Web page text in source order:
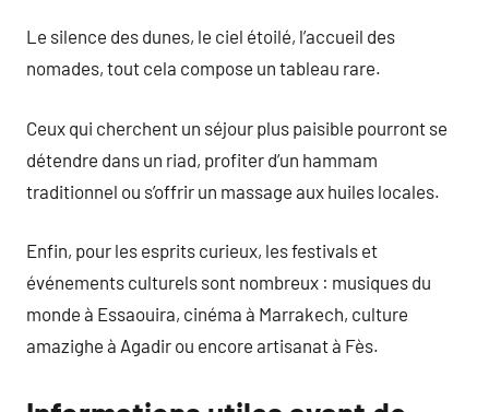
Le silence des dunes, le ciel étoilé, l’accueil des
nomades, tout cela compose un tableau rare.
Ceux qui cherchent un séjour plus paisible pourront se
détendre dans un riad, profiter d’un hammam
traditionnel ou s’offrir un massage aux huiles locales.
Enfin, pour les esprits curieux, les festivals et
événements culturels sont nombreux : musiques du
monde à Essaouira, cinéma à Marrakech, culture
amazighe à Agadir ou encore artisanat à Fès.